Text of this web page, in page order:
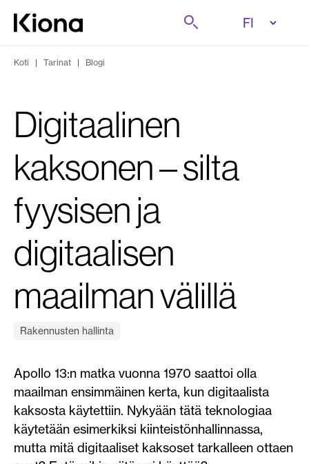
Tutustu tästä
Siirry etusivulle
Etsi
Koti | Tarinat | Blogi
Digitaalinen
kaksonen – silta
fyysisen ja
digitaalisen
maailman välillä
Rakennusten hallinta
Apollo 13:n matka vuonna 1970 saattoi olla
maailman ensimmäinen kerta, kun digitaalista
kaksosta käytettiin. Nykyään tätä teknologiaa
käytetään esimerkiksi kiinteistönhallinnassa,
mutta mitä digitaaliset kaksoset tarkalleen ottaen